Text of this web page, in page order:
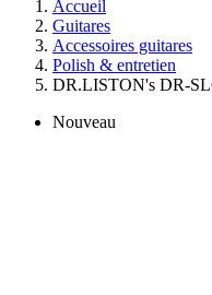
Accueil
Guitares
Accessoires guitares
Polish & entretien
DR.LISTON's DR-
Nouveau